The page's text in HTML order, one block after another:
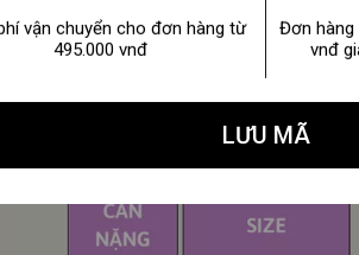
vận chuyển cho đơn hàng từ
495.000 vnđ
Đơn hàng
vnđ
LƯU MÃ